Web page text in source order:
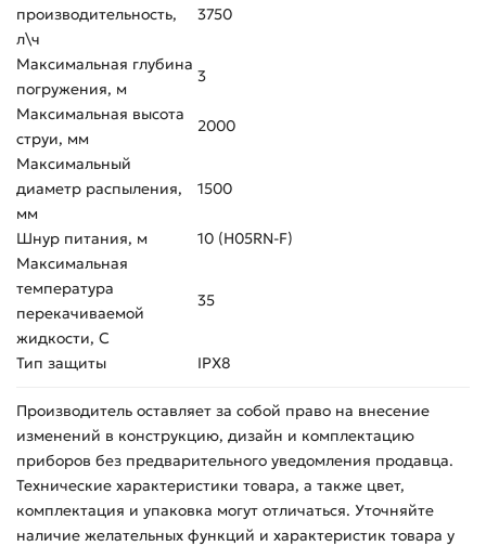
производительность,
л\ч
3750
Максимальная глубина
погружения, м
3
Максимальная высота
струи, мм
2000
Максимальный
диаметр распыления,
мм
1500
Шнур питания, м
10 (H05RN-F)
Максимальная
температура
перекачиваемой
жидкости, С
35
Тип защиты IPX8
Производитель оставляет за собой право на внесение
изменений в конструкцию, дизайн и комплектацию
приборов без предварительного уведомления продавца.
Технические характеристики товара, а также цвет,
комплектация и упаковка могут отличаться. Уточняйте
наличие желательных функций и характеристик товара у